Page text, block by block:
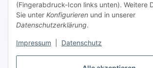
(Fingerabdruck-Icon links unten). Weitere
Sie unter Konfigurieren und in unserer
Datenschutzerklärung.
Impressum Datenschutz
Vertrag widerrufen